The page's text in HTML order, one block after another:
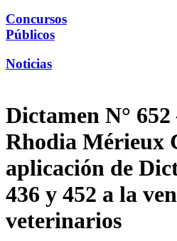
Concursos
Públicos
Noticias
Dictamen N°
Rhodia Mérieux
aplicación de
436 y 452 a la
veterinarios